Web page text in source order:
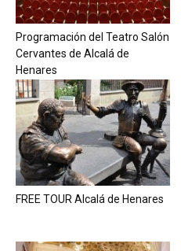
Programación del Teatro Salón
Cervantes de Alcalá de
Henares
FREE TOUR Alcalá de Henares